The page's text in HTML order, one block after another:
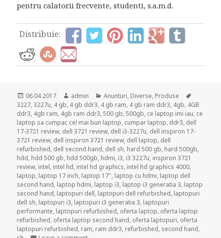
pentru calatorii frecvente, studenti, s.a.m.d.
Distribuie:
Posted
on
06.04.2017 Author
admin Categories
Anunturi, Diverse, Produse
3227,3227u, 4 gb, 4 gb ddr3, 4 gb ram, 4 gb ram ddr3, 4gb, 4GB
ddr3, 4gb ram, 4gb ram ddr3,500 gb,500gb, ce laptop imi iau, ce
laptop sa cumpar, cel mai bun laptop, cumpar laptop, ddr3, dell
17-3721 review, dell 3721 review, dell i3-3227u, dell inspiron 17-
3721 review, dell inspiron 3721 review, dell laptop, dell
refurbished, dell second hand, dell sh, hard 500 gb, hard 500gb,
hdd, hdd 500 gb, hdd 500gb, hdmi, i3, i3 3227u, inspiron 3721
review, intel, intel hd, intel hd graphics, intel hd graphics 4000,
laptop, laptop 17 inch, laptop 17'', laptop cu hdmi, laptop dell
second hand, laptop hdmi, laptop i3, laptop i3 generatia 3, laptop
second hand, laptopuri dell, laptopuri dell refurbished, laptopuri
dell sh, laptopuri i3, laptopuri i3 generatia 3, laptopuri
performante, laptopuri refurbished, oferta laptop, oferta laptop
refurbished, oferta laptop second hand, oferta laptopuri, oferta
laptopuri refurbished, ram, ram ddr3, refurbished, second hand,